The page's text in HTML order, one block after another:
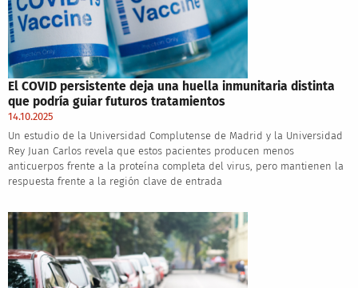
El COVID persistente deja una huella inmunitaria distinta
que podría guiar futuros tratamientos
14.10.2025
Un estudio de la Universidad Complutense de Madrid y la Universidad
Rey Juan Carlos revela que estos pacientes producen menos
anticuerpos frente a la proteína completa del virus, pero mantienen la
respuesta frente a la región clave de entrada